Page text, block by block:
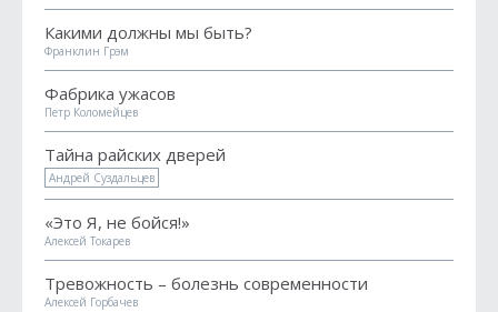
Какими должны мы быть?
Франклин Грэм
Фабрика ужасов
Петр Коломейцев
Тайна райских дверей
Андрей Суздальцев
«Это Я, не бойся!»
Алексей Токарев
Тревожность – болезнь современности
Алексей Горбачев